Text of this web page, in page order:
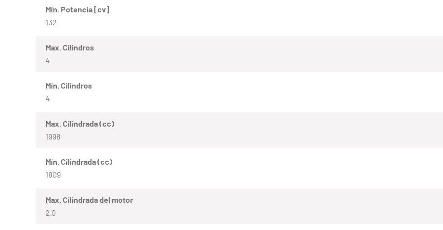
Mín. Potencia [cv]
132
Max. Cilindros
4
Mín. Cilindros
4
Max. Cilindrada (cc)
1998
Mín. Cilindrada (cc)
1809
Max. Cilindrada del motor
2.0